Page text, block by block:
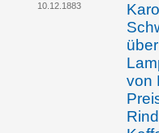
10.12.1883
von